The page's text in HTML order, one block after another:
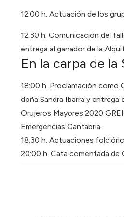
12:00 h. Actuación de los
12:30 h. Comunicación del
entrega al ganador de la
En la carpa de la
18:00 h. Proclamación como
doña Sandra Ibarra y entrega
Orujeros Mayores 2020
Emergencias Cantabria.
18:30 h. Actuaciones
20:00 h. Cata comentada de